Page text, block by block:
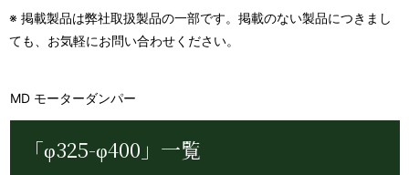
※ 掲載製品は弊社取扱製品の一部です。掲載のない製品につきまし
ても、お気軽にお問い合わせください。
MD モーターダンパー
「φ325-φ400」一覧